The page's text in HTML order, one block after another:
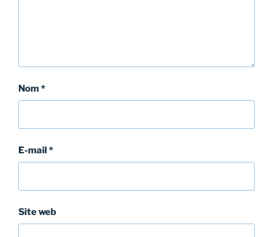
Nom*
E-mail*
Site web